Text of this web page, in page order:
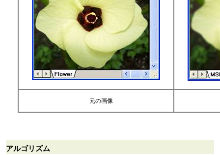
元の画像
アルゴリズム